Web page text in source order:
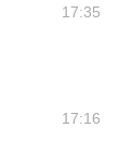
17:35
17:16